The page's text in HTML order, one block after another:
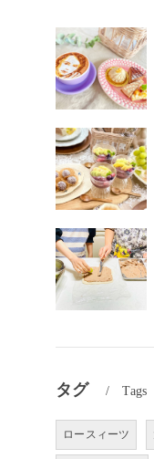
タグ Tags
ロースィーツ